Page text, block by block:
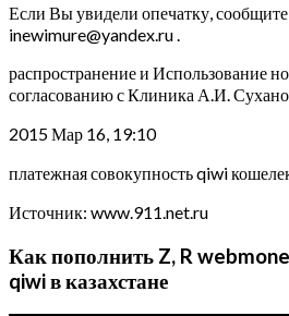
Если Вы увидели опечатку,
inewimure@yandex.ru .
распространение и Использование
согласованию с Клиника А.И.
2015 Мар 16, 19:10
платежная совокупность qiwi
Источник: www.911.net.ru
Как пополнить Z, R
qiwi в казахстане